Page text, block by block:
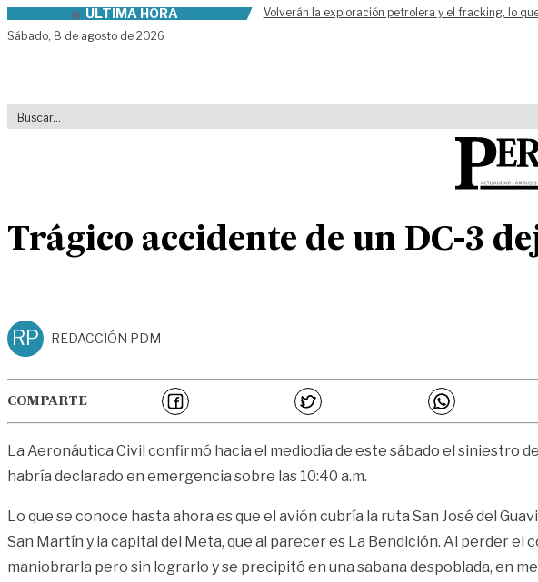
Skip to contentÚLTIMA HORA
Volverán la exploración petrolera y el fracking, lo
Sábado, 8 de agosto de 2026
Trágico accidente de un DC-3
RP REDACCIÓN PDM
COMPARTE
La Aeronáutica Civil confirmó hacia el mediodía de este sábado el siniestro
habría declarado en emergencia sobre las 10:40 a.m.
Lo que se conoce hasta ahora es que el avión cubría la ruta San José del
San Martín y la capital del Meta, que al parecer es La Bendición. Al perder
maniobrarla pero sin lograrlo y se precipitó en una sabana despoblada, en